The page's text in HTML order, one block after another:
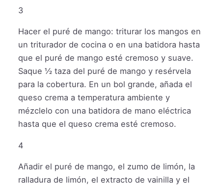
3
Hacer el puré de mango: triturar los mangos en
un triturador de cocina o en una batidora hasta
que el puré de mango esté cremoso y suave.
Saque ½ taza del puré de mango y resérvela
para la cobertura. En un bol grande, añada el
queso crema a temperatura ambiente y
mézclelo con una batidora de mano eléctrica
hasta que el queso crema esté cremoso.
4
Añadir el puré de mango, el zumo de limón, la
ralladura de limón, el extracto de vainilla y el